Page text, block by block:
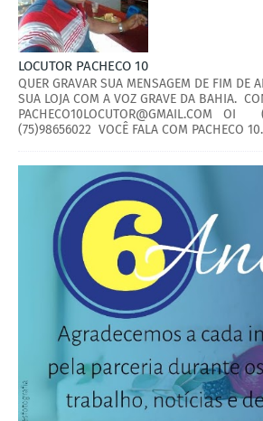
LOCUTOR PACHECO 10
QUER GRAVAR SUA MENSAGEM DE FIM DE
SUA LOJA COM A VOZ GRAVE DA BAHIA.
PACHECO10LOCUTOR@GMAIL.COM OI
(75)98656022 VOCÊ FALA COM PACHECO 10.